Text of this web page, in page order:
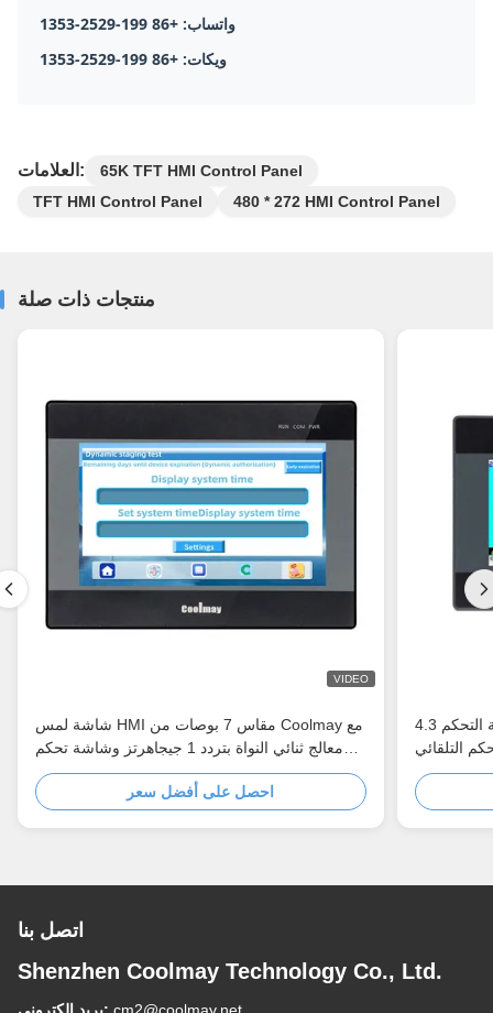
واتساب: +86 199-2529-1353
ويكات: +86 199-2529-1353
العلامات:
65K TFT HMI Control Panel
TFT HMI Control Panel
480 * 272 HMI Control Panel
منتجات ذات صلة
VIDEO
شاشة لمس HMI مقاس 7 بوصات من Coolmay مع
معالج ثنائي النواة بتردد 1 جيجاهرتز وشاشة تحكم
صناعية ذات لوحة أمامية IP65
احصل على أفضل سعر
4.3 بوصة تعمل باللمس لوحة التحكم HMI مراقب
اتصل بنا
Shenzhen Coolmay Technology Co., Ltd.
بريد إلكتروني: cm2@coolmay.net